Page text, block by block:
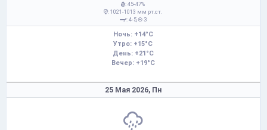
: 45-47%
: 1021-1013 мм рт.ст.
: 4-5,
З
Ночь: +14°C
Утро: +15°C
День: +21°C
Вечер: +19°C
25 Мая 2026, Пн